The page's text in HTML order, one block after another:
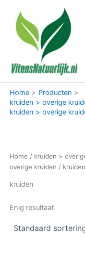
inhoud
Home
Producten
kruiden > overige
kruiden > overige
Home / kruiden >
overige kruiden / kruiden
kruiden
Enig resultaat